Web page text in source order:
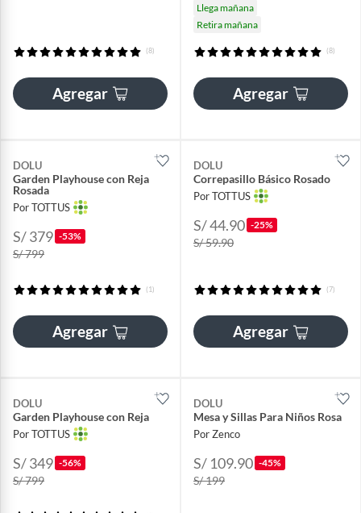
(8)
Agregar
Llega mañana
Retira mañana
(8)
Agregar
DOLU
Garden Playhouse con Reja
Rosada
Por TOTTUS
S/ 379 -53%
S/ 799
(1)
Agregar
DOLU
Correpasillo Básico Rosado
Por TOTTUS
S/ 44.90 -25%
S/ 59.90
(7)
Agregar
DOLU
Garden Playhouse con Reja
Por TOTTUS
S/ 349 -56%
S/ 799
DOLU
Mesa y Sillas Para Niños Rosa
Por Zenco
S/ 109.90 -45%
S/ 199